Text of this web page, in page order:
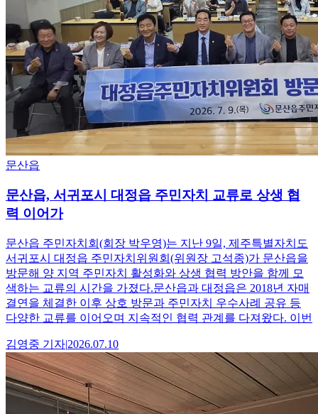
문산읍
문산읍, 서귀포시 대정읍 주민자치 교류로 상생 협
력 이어가
문산읍 주민자치회(회장 박우영)는 지난 9일, 제주특별자치도
서귀포시 대정읍 주민자치위원회(위원장 고석종)가 문산읍을
방문해 양 지역 주민자치 활성화와 상생 협력 방안을 함께 모
색하는 교류의 시간을 가졌다.문산읍과 대정읍은 2018년 자매
결연을 체결한 이후 상호 방문과 주민자치 우수사례 공유 등
다양한 교류를 이어오며 지속적인 협력 관계를 다져왔다. 이번
김영중 기자|2026.07.10